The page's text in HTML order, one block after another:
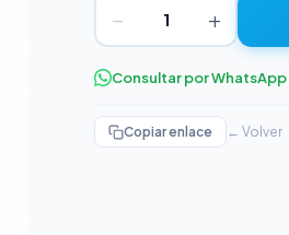
− +
Consultar por WhatsApp
Copiar enlace ← Volver